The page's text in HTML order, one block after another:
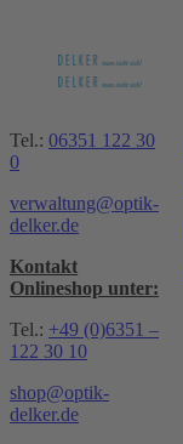
Tel.: 06351 122 30
0
verwaltung@optik-
delker.de
Kontakt
Onlineshop unter:
Tel.: +49 (0)6351 –
122 30 10
shop@optik-
delker.de